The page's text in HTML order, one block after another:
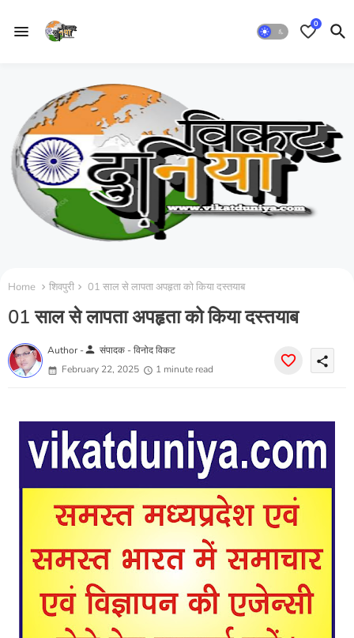
0
Home शिवपुरी 01 साल से लापता अपहृता को किया दस्तयाब
01 साल से लापता अपहृता को किया दस्तयाब
Author -person संपादक - विनोद विकट
February 22, 2025
1 minute read
share